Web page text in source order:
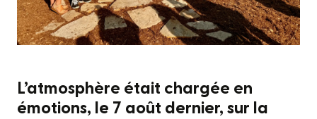
L’atmosphère était chargée en
émotions, le 7 août dernier, sur la